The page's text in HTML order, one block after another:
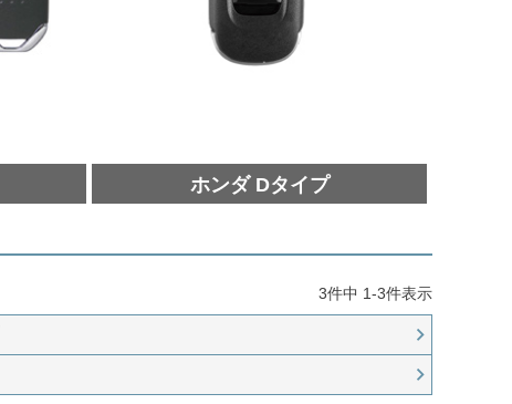
ホンダ Dタイプ
3件中 1-3件表示